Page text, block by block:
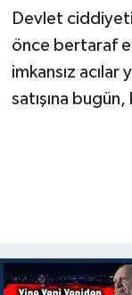
Devlet
önce bertaraf
imkansız acılar
satışına